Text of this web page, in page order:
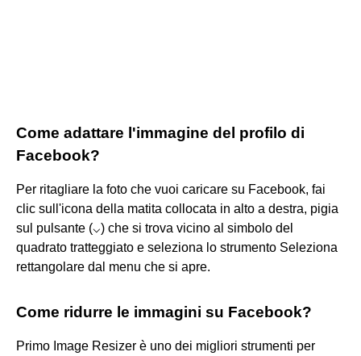
Come adattare l'immagine del profilo di
Facebook?
Per ritagliare la foto che vuoi caricare su Facebook, fai
clic sull'icona della matita collocata in alto a destra, pigia
sul pulsante (⌵) che si trova vicino al simbolo del
quadrato tratteggiato e seleziona lo strumento Seleziona
rettangolare dal menu che si apre.
Come ridurre le immagini su Facebook?
Primo Image Resizer è uno dei migliori strumenti per